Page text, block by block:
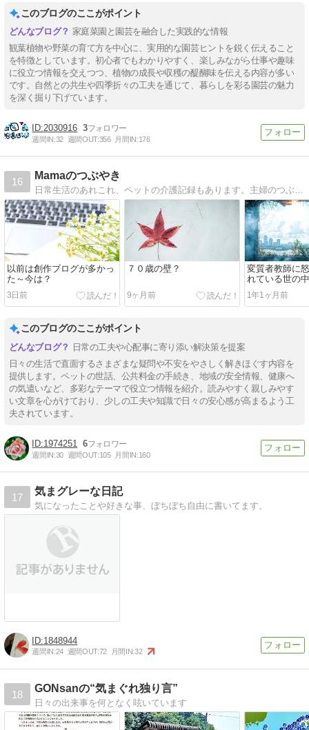
このブログのここがポイント
家庭菜園と園芸を融合した実践的な情報
観葉植物や野菜の育て方を中心に、実用的な園芸ヒントを鋭く伝えること
を特徴としています。初心者でもわかりやすく、楽しみながら仕事や趣味
に役立つ情報を交えつつ、植物の成長や収穫の醍醐味を伝える内容が多い
です。自然との共生や四季折々の工夫を通じて、暮らしを彩る園芸の魅力
を深く掘り下げています。
2030916 3
週間IN:32 週間OUT:356 月間IN:176
16
Mamaのつぶやき
以前は創作ブログが多かっ
た～今は？
3日前
７０歳の壁？
9ヶ月前
変質者教師に
れている世の中
1年1ヶ月前
このブログのここがポイント
日常の工夫や心配事に寄り添い解決策を提案
日々の生活で直面するさまざまな疑問や不安をやさしく解きほぐす内容を
提供します。ペットの世話、公共料金の手続き、地域の安全情報、健康へ
の気遣いなど、多彩なテーマで役立つ情報を紹介。読みやすく親しみやす
い文章を心がけており、少しの工夫や知識で日々の安心感が高まるよう工
夫されています。
1974251 6
週間IN:30 週間OUT:105 月間IN:160
17
気まグレーな日記
気になったことや好きな事、ぼちぼち自由に書いてます。
1848944
週間IN:24 週間OUT:72 月間IN:32
18
GONsanの“気まぐれ独り言”
日々の出来事を何となく呟いています